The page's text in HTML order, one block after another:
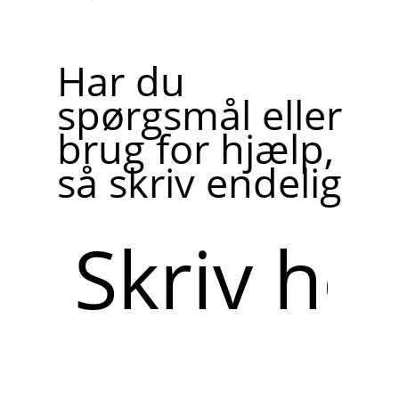
Har du
spørgsmål eller
brug for hjælp,
så skriv endelig
her